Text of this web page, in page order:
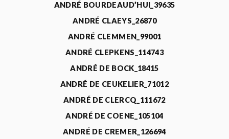
ANDRÉ BOURDEAUD’HUI_39635
ANDRÉ CLAEYS_26870
ANDRÉ CLEMMEN_99001
ANDRÉ CLEPKENS_114743
ANDRÉ DE BOCK_18415
ANDRÉ DE CEUKELIER_71012
ANDRÉ DE CLERCQ_111672
ANDRÉ DE COENE_105104
ANDRÉ DE CREMER_126694